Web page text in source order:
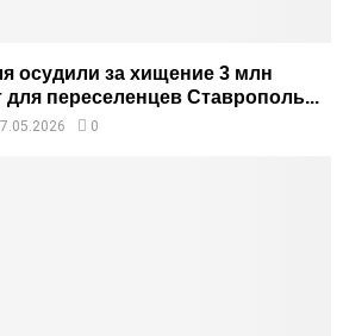
осудили за хищение 3 млн
переселенцев Ставрополь...
0